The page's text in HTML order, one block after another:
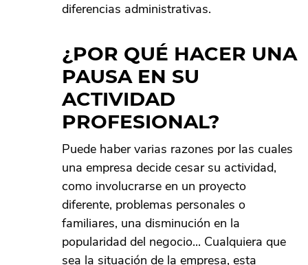
diferencias administrativas.
¿POR QUÉ HACER UNA
PAUSA EN SU
ACTIVIDAD
PROFESIONAL?
Puede haber varias razones por las cuales
una empresa decide cesar su actividad,
como involucrarse en un proyecto
diferente, problemas personales o
familiares, una disminución en la
popularidad del negocio... Cualquiera que
sea la situación de la empresa, esta